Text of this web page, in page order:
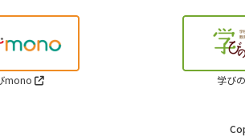
mono 学び